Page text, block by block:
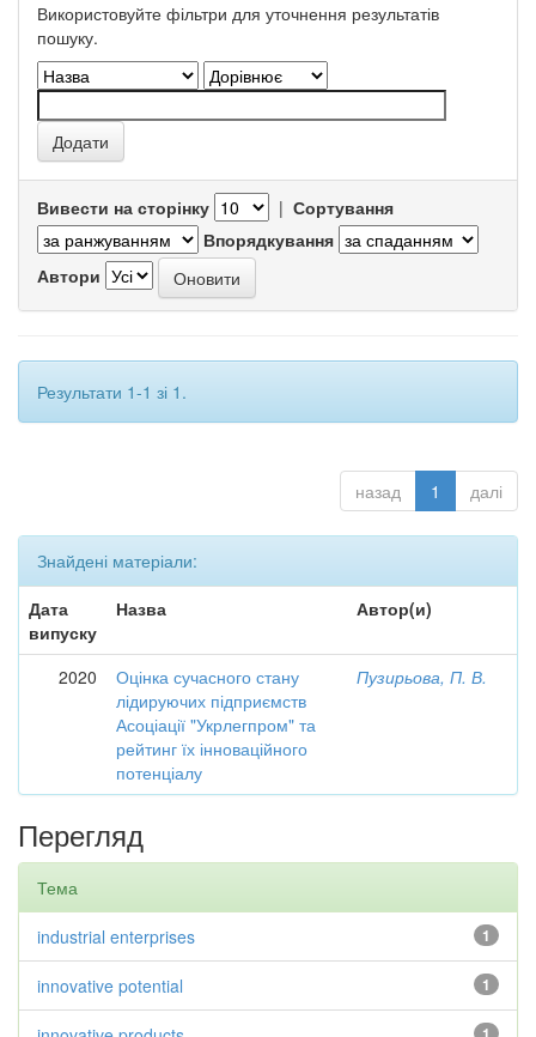
Використовуйте фільтри для уточнення результатів
пошуку.
Вивести на сторінку | Сортування
Впорядкування
Автори
Результати 1-1 зі 1.
назад 1 далі
Знайдені матеріали:
Дата
випуску
Назва Автор(и)
2020
Оцінка сучасного стану
лідируючих підприємств
Асоціації "Укрлегпром" та
рейтинг їх інноваційного
потенціалу
Пузирьова, П. В.
Перегляд
Тема
1
industrial enterprises
1
innovative potential